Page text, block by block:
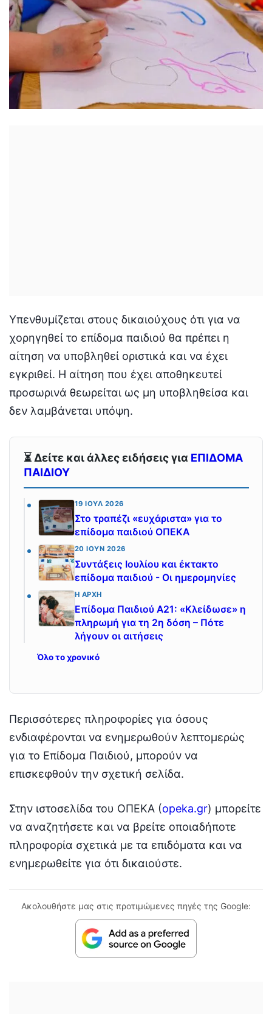
Υπενθυμίζεται στους δικαιούχους ότι για να
χορηγηθεί το επίδομα παιδιού θα πρέπει η
αίτηση να υποβληθεί οριστικά και να έχει
εγκριθεί. Η αίτηση που έχει αποθηκευτεί
προσωρινά θεωρείται ως μη υποβληθείσα και
δεν λαμβάνεται υπόψη.
⏳ Δείτε και άλλες ειδήσεις για ΕΠΙΔΟΜΑ
ΠΑΙΔΙΟΥ
19 ΙΟΎΛ 2026
Στο τραπέζι «ευχάριστα» για το
επίδομα παιδιού ΟΠΕΚΑ
20 ΙΟΎΝ 2026
Συντάξεις Ιουλίου και έκτακτο
επίδομα παιδιού - Οι ημερομηνίες
Η ΑΡΧΉ
Επίδομα Παιδιού Α21: «Κλείδωσε» η
πληρωμή για τη 2η δόση – Πότε
λήγουν οι αιτήσεις
Όλο το χρονικό
Περισσότερες πληροφορίες για όσους
ενδιαφέρονται να ενημερωθούν λεπτομερώς
για το Επίδομα Παιδιού, μπορούν να
επισκεφθούν την σχετική σελίδα.
Στην ιστοσελίδα του ΟΠΕΚΑ (opeka.gr) μπορείτε
να αναζητήσετε και να βρείτε οποιαδήποτε
πληροφορία σχετικά με τα επιδόματα και να
ενημερωθείτε για ότι δικαιούστε.
Ακολουθήστε μας στις προτιμώμενες πηγές της Google: